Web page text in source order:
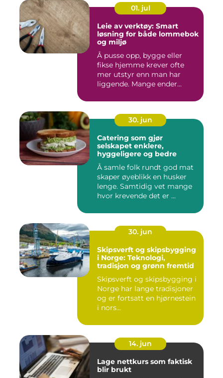
01. jul
Leie av verktøy: Smart
løsning for både lommebok
og miljø
Å pusse opp, bygge eller
fikse hjemme krever ofte
mer utstyr enn man har
liggende. Mange ender...
30. jun
Catering som gjør
selskapet enklere,
hyggeligere og bedre
Å samle folk rundt god mat
skaper øyeblikk en husker
lenge. Samtidig vet mange
hvor krevende det er ...
30. jun
Skipsverft og skipsbygging
i Norge: Teknologi,
tradisjon og grønn fremtid
Skipsverft og skipsbygging i
Norge har lange tradisjoner
og er fortsatt en hjørnestein
i nors...
14. jun
Lage nettkurs som faktisk
blir brukt